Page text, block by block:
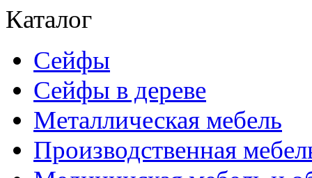
Каталог
Сейфы
Сейфы в дереве
Металлическая мебель
Производственная